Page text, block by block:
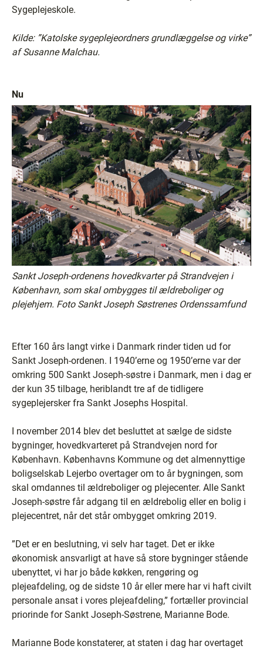
Sygeplejeskole.
Kilde: ”Katolske sygeplejeordners grundlæggelse og virke”
af Susanne Malchau.
Nu
Sankt Joseph-ordenens hovedkvarter på Strandvejen i
København, som skal ombygges til ældreboliger og
plejehjem. Foto Sankt Joseph Søstrenes Ordenssamfund
Efter 160 års langt virke i Danmark rinder tiden ud for
Sankt Joseph-ordenen. I 1940’erne og 1950’erne var der
omkring 500 Sankt Joseph-søstre i Danmark, men i dag er
der kun 35 tilbage, heriblandt tre af de tidligere
sygeplejersker fra Sankt Josephs Hospital.
I november 2014 blev det besluttet at sælge de sidste
bygninger, hovedkvarteret på Strandvejen nord for
København. Københavns Kommune og det almennyttige
boligselskab Lejerbo overtager om to år bygningen, som
skal omdannes til ældreboliger og plejecenter. Alle Sankt
Joseph-søstre får adgang til en ældrebolig eller en bolig i
plejecentret, når det står ombygget omkring 2019.
”Det er en beslutning, vi selv har taget. Det er ikke
økonomisk ansvarligt at have så store bygninger stående
ubenyttet, vi har jo både køkken, rengøring og
plejeafdeling, og de sidste 10 år eller mere har vi haft civilt
personale ansat i vores plejeafdeling,” fortæller provincial
priorinde for Sankt Joseph-Søstrene, Marianne Bode.
Marianne Bode konstaterer, at staten i dag har overtaget